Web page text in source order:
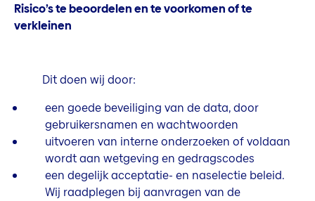
Risico’s te beoordelen en te voorkomen of te
verkleinen
Dit doen wij door:
een goede beveiliging van de data, door
gebruikersnamen en wachtwoorden
uitvoeren van interne onderzoeken of voldaan
wordt aan wetgeving en gedragscodes
een degelijk acceptatie- en naselectie beleid.
Wij raadplegen bij aanvragen van de